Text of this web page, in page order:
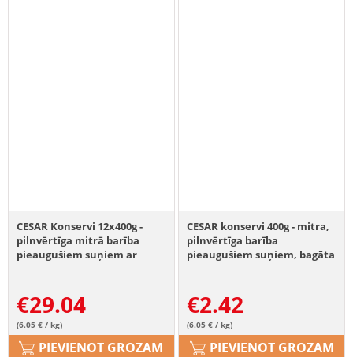
CESAR Konservi 12x400g -
pilnvērtīga mitrā barība
pieaugušiem suņiem ar
€29.04
(6.05 € / kg)
PIEVIENOT GROZAM
CESAR konservi 400g - mitra,
pilnvērtīga barība
pieaugušiem suņiem, bagāta
piedevu.
€2.42
(6.05 € / kg)
PIEVIENOT GROZAM